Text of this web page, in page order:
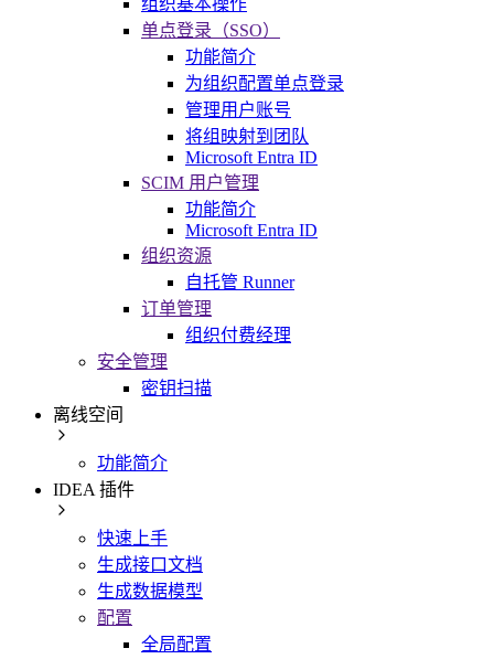
单点登录（SSO）
功能简介
为组织配置单点登录
管理用户账号
将组映射到团队
Microsoft Entra ID
SCIM 用户管理
功能简介
Microsoft Entra ID
组织资源
自托管 Runner
订单管理
组织付费经理
安全管理
密钥扫描
离线空间
功能简介
IDEA 插件
快速上手
生成接口文档
生成数据模型
配置
全局配置